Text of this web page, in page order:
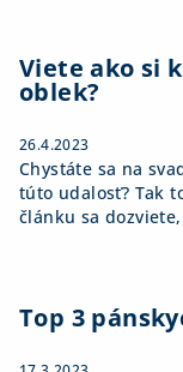
Viete ako si
oblek?
26.4.2023
Chystáte sa na
túto udalosť? Tak
článku sa
Top 3